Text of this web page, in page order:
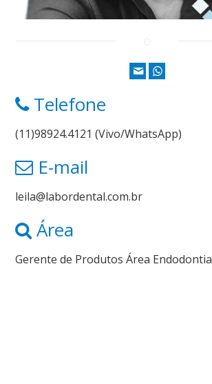
Telefone
(11)98924.4121 (Vivo/WhatsApp)
E-mail
leila@labordental.com.br
Área
Gerente de Produtos Área Endodontia